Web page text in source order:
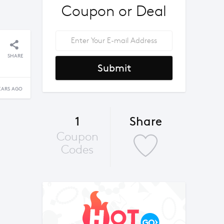
SHARE
AGO
Coupon or Deal
Submit
1
Coupon
Codes
Share